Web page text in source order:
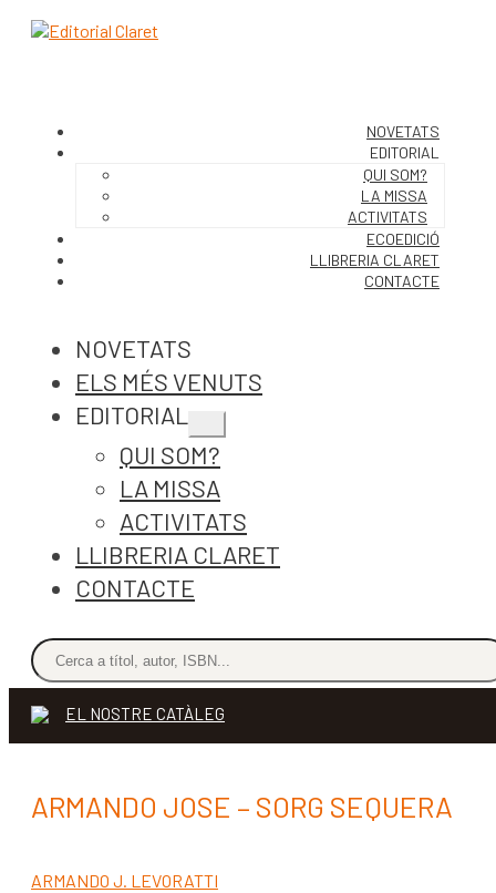
NOVETATS
EDITORIAL
QUI SOM?
LA MISSA
ACTIVITATS
ECOEDICIÓ
LLIBRERIA CLARET
CONTACTE
NOVETATS
ELS MÉS VENUTS
EDITORIAL
Expandeix
QUI SOM?
LA MISSA
ACTIVITATS
LLIBRERIA CLARET
CONTACTE
EL NOSTRE CATÀLEG
ARMANDO JOSE – SORG SEQUERA
Navegació
Entrada
ARMANDO J. LEVORATTI